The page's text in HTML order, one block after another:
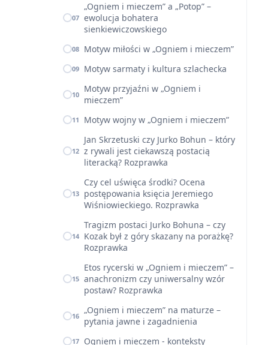
07
„Ogniem i mieczem” a „Potop” –
ewolucja bohatera
sienkiewiczowskiego
08 Motyw miłości w „Ogniem i mieczem”
09 Motyw sarmaty i kultura szlachecka
10 Motyw przyjaźni w „Ogniem i
mieczem”
11 Motyw wojny w „Ogniem i mieczem”
12
Jan Skrzetuski czy Jurko Bohun – który
z rywali jest ciekawszą postacią
literacką? Rozprawka
13
Czy cel uświęca środki? Ocena
postępowania księcia Jeremiego
Wiśniowieckiego. Rozprawka
14
Tragizm postaci Jurko Bohuna – czy
Kozak był z góry skazany na porażkę?
Rozprawka
15
Etos rycerski w „Ogniem i mieczem” –
anachronizm czy uniwersalny wzór
postaw? Rozprawka
16 „Ogniem i mieczem” na maturze –
pytania jawne i zagadnienia
17 Ogniem i mieczem - konteksty